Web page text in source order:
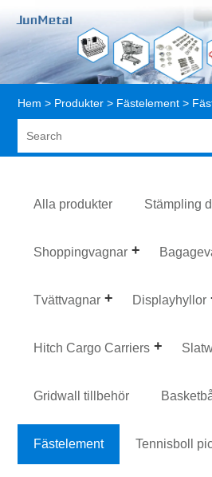
Hem > Produkter > Fästelement >
Alla produkter Stämpling
Shoppingvagnar
Tvättvagnar Displayhyllor
Hitch Cargo Carriers
Gridwall tillbehör
Fästelement Tennisboll